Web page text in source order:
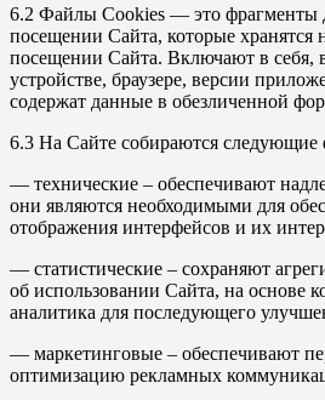
6.2 Файлы Cookies — это фрагменты
посещении Сайта, которые хранятся
посещении Сайта. Включают в себя,
устройстве, браузере, версии
содержат данные в обезличенной
6.3 На Сайте собираются следующие
— технические – обеспечивают
они являются необходимыми для
отображения интерфейсов и их
— статистические – сохраняют
об использовании Сайта, на основе
аналитика для последующего
— маркетинговые – обеспечивают
оптимизацию рекламных